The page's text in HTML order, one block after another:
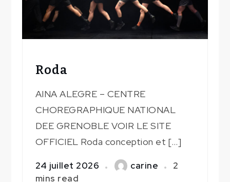
Roda
AINA ALEGRE – CENTRE
CHOREGRAPHIQUE NATIONAL
DEE GRENOBLE VOIR LE SITE
OFFICIEL Roda conception et […]
24 juillet 2026 carine
2
mins read